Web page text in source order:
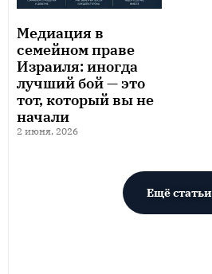
Медиация в
семейном праве
Израиля: иногда
лучший бой — это
тот, который вы не
начали
2 июня, 2026
Ещё статьи